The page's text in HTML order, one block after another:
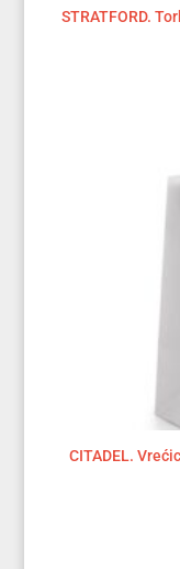
STRATFORD.
CITADEL.